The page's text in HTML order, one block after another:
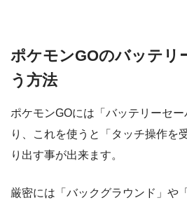
ポケモンGOのバッテリ
う方法
ポケモンGOには「バッテリーセ
り、これを使うと「タッチ操作を
り出す事が出来ます。
厳密には「バックグラウンド」や